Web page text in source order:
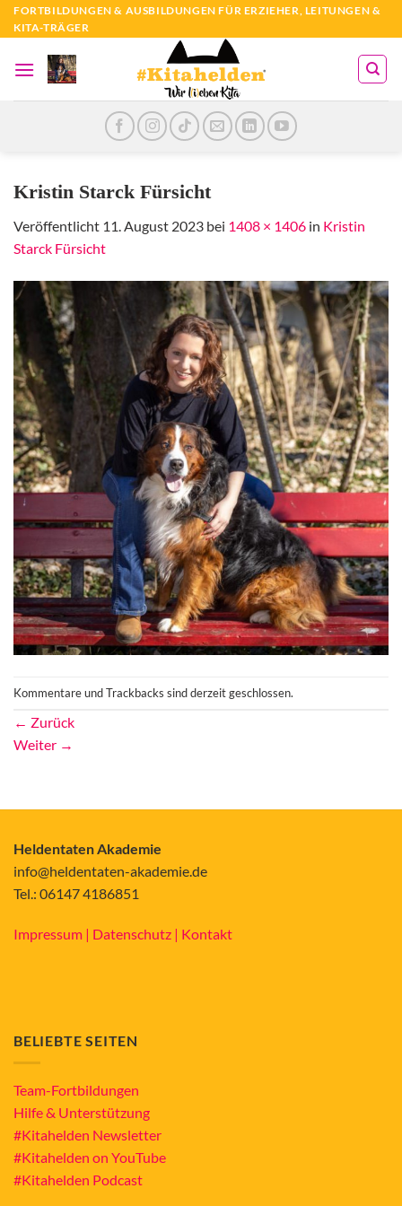
Zum
Inhalt
springen
FORTBILDUNGEN & AUSBILDUNGEN FÜR ERZIEHER, LEITUNGEN &
KITA-TRÄGER
Kristin Starck Fürsicht
Veröffentlicht 11. August 2023 bei 1408 × 1406 in Kristin
Starck Fürsicht
Kommentare und Trackbacks sind derzeit geschlossen.
← Zurück
Weiter →
Heldentaten Akademie
info@heldentaten-akademie.de
Tel.: 06147 4186851
Impressum | Datenschutz | Kontakt
BELIEBTE SEITEN
Team-Fortbildungen
Hilfe & Unterstützung
#Kitahelden Newsletter
#Kitahelden on YouTube
#Kitahelden Podcast